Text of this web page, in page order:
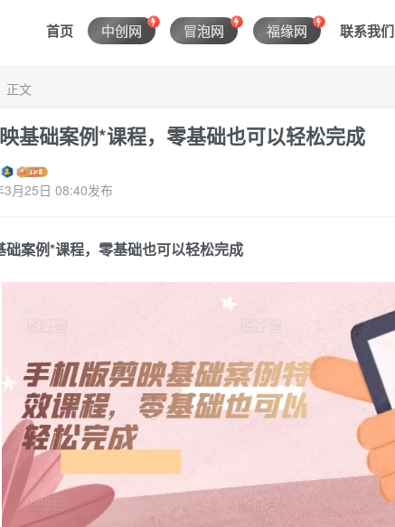
首页 中创网 冒泡网 福缘网 联系我们
正文
基础案例*课程，零基础也可以轻松完成
3月25日 08:40发布
础案例*课程，零基础也可以轻松完成